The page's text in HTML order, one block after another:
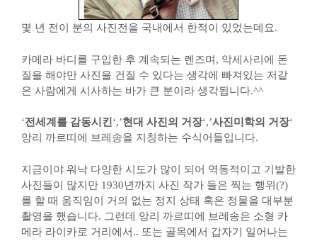
몇 년 전이 분의 사진전을 국내에서 한적이 있었는데요.
카메라 바디를 구입한 후 계속되는 렌즈며, 악세사리에 돈
질을 해야만 사진을 건질 수 있다는 생각에 빠져있는 저같
은 사람에게 시사하는 바가 큰 분이라 생각됩니다.^^
‘전세계를 감동시킨‘,’현대 사진의 거장‘,’사진미학의 거장‘
앙리 까르띠에 브레송을 지칭하는 수식어들입니다.
지금이야 워낙 다양한 시도가 많이 되어 역동적이고 기발한
사진들이 많지만 1930년까지 사진 작가 들은 찍는 행위(?)
를 할 때 움직임이 거의 없는 정지 상태 혹은 정물을 대부분
촬영을 했습니다. 그런데 앙리 까르띠에 브레송은 소형 카
메라 라이카로 거리에서.. 또는 골목에서 갑자기 일어나는